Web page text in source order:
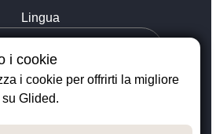
Lingua
i cookie
i cookie per offrirti la migliore
Glided.